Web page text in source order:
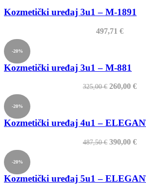
380,00 €.
Kozmetički uređaj 3u1 – M-1891
497,71 €
-20%
Kozmetički uređaj 3u1 – M-881
325,00€ Izvorna
325,00 €.
260,00 €
-20%
Kozmetički uređaj 4u1 –
487,50€ Izvorna
487,50 €.
390,00 €
-20%
Kozmetički uređaj 5u1 –